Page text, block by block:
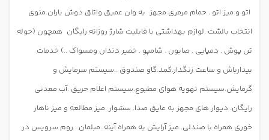
اتو و میز اتو . حمام مرمری مجهز به وان عمیق واتاق دوش باران.منوی
انتخاب بالشت .لوازم بهداشتی با قابلیت شارژ روزانه رایگان همچون (حوله
تن پوش . دمپایی . صابون . شامپو . خمیر دندان ومسواک ..) خدمات
بیدارباش و ساعت زنگدار.کمد.گاو صندوق ..سیستم سرمایش و
گرمایش.سیستم تهویه هوای مطبوع.سیستم اعلام حریق .آب معدنی
رایگان. دیوار های مجهز به عایق صدا. سشوار .میز مطالعه و میز ناهار
خوری همراه با صندلی. میز آرایش به همراه آینه .مبلمان . روم سرویس در